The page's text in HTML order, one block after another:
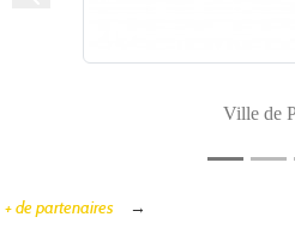
Ville de
+ de partenaires